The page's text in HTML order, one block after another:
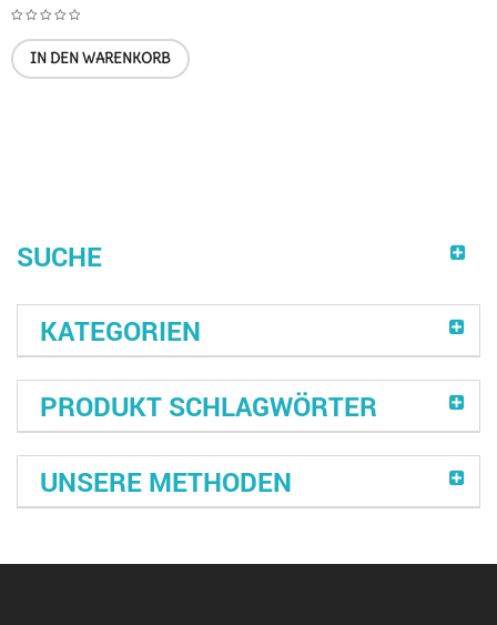
SUCHE
KATEGORIEN
PRODUKT SCHLAGWÖRTER
UNSERE METHODEN
IN DEN WARENKORB